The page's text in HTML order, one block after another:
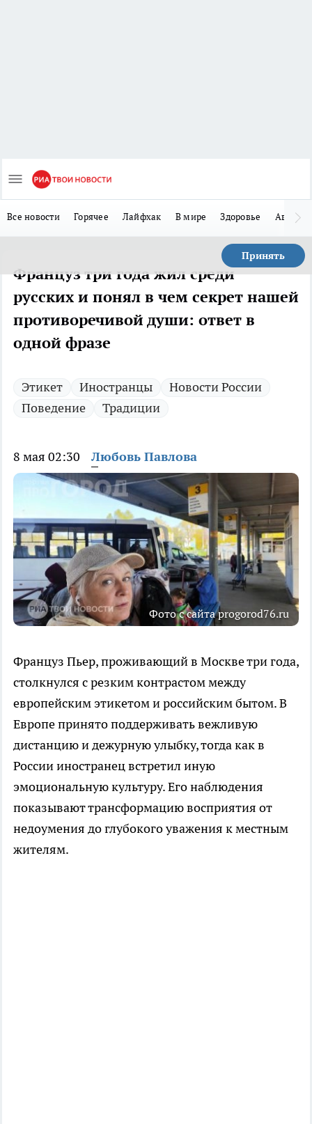
Все новости Горячее Лайфхак В мире Здоровье Авто
Принять
Француз три года жил среди
русских и понял в чем секрет нашей
противоречивой души: ответ в
одной фразе
Этикет Иностранцы
Новости России
Поведение
Традиции
8 мая 02:30 Любовь Павлова
Фото с сайта progorod76.ru
Француз Пьер, проживающий в Москве три года,
столкнулся с резким контрастом между
европейским этикетом и российским бытом. В
Европе принято поддерживать вежливую
дистанцию и дежурную улыбку, тогда как в
России иностранец встретил иную
эмоциональную культуру. Его наблюдения
показывают трансформацию восприятия от
недоумения до глубокого уважения к местным
жителям.